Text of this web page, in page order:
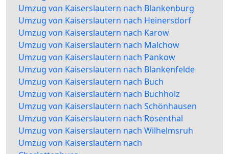
Umzug von Kaiserslautern nach Blankenburg
Umzug von Kaiserslautern nach Heinersdorf
Umzug von Kaiserslautern nach Karow
Umzug von Kaiserslautern nach Malchow
Umzug von Kaiserslautern nach Pankow
Umzug von Kaiserslautern nach Blankenfelde
Umzug von Kaiserslautern nach Buch
Umzug von Kaiserslautern nach Buchholz
Umzug von Kaiserslautern nach Schönhausen
Umzug von Kaiserslautern nach Rosenthal
Umzug von Kaiserslautern nach Wilhelmsruh
Umzug von Kaiserslautern nach